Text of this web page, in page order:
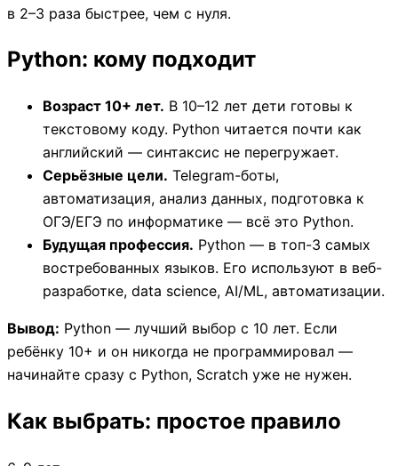
в 2–3 раза быстрее, чем с нуля.
Python: кому подходит
Возраст 10+ лет. В 10–12 лет дети готовы к
текстовому коду. Python читается почти как
английский — синтаксис не перегружает.
Серьёзные цели. Telegram-боты,
автоматизация, анализ данных, подготовка к
ОГЭ/ЕГЭ по информатике — всё это Python.
Будущая профессия. Python — в топ-3 самых
востребованных языков. Его используют в веб-
разработке, data science, AI/ML, автоматизации.
Вывод: Python — лучший выбор с 10 лет. Если
ребёнку 10+ и он никогда не программировал —
начинайте сразу с Python, Scratch уже не нужен.
Как выбрать: простое правило